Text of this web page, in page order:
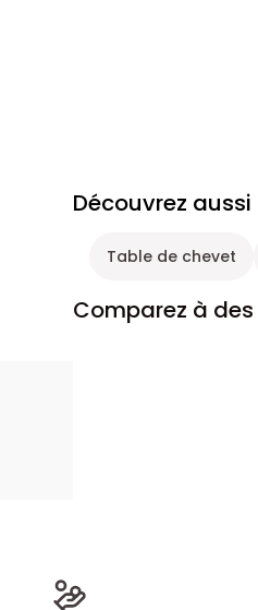
Découvrez aussi
Table de chevet
Comparez à